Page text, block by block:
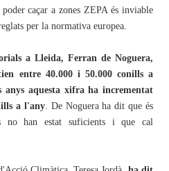
poder caçar a zones ZEPA és inviable
per la normativa europea.
a Lleida, Ferran de Noguera,
entre 40.000 i 50.000 conills a
anys aquesta xifra ha incrementat
a l'any. De Noguera ha dit que és
no han estat suficients i que cal